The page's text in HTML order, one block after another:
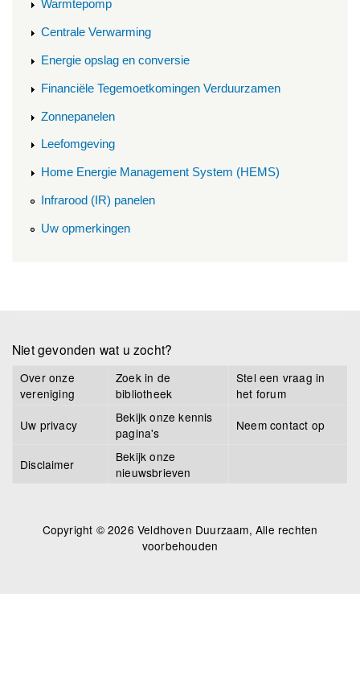
Warmtepomp
Centrale Verwarming
Energie opslag en conversie
Financiële Tegemoetkomingen Verduurzamen
Zonnepanelen
Leefomgeving
Home Energie Management System (HEMS)
Infrarood (IR) panelen
Uw opmerkingen
Niet gevonden wat u zocht?
Over onze
vereniging
Zoek in de
bibliotheek
Stel een vraag in
het forum
Uw privacy
Bekijk onze kennis
pagina's
Neem contact op
Disclaimer
Bekijk onze
nieuwsbrieven
Copyright © 2026 Veldhoven Duurzaam, Alle rechten
voorbehouden